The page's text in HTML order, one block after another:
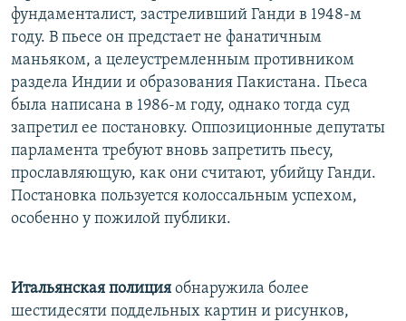
фундаменталист, застреливший Ганди в 1948-м
году. В пьесе он предстает не фанатичным
маньяком, а целеустремленным противником
раздела Индии и образования Пакистана. Пьеса
была написана в 1986-м году, однако тогда суд
запретил ее постановку. Оппозиционные депутаты
парламента требуют вновь запретить пьесу,
прославляющую, как они считают, убийцу Ганди.
Постановка пользуется колоссальным успехом,
особенно у пожилой публики.
Итальянская полиция обнаружила более
шестидесяти поддельных картин и рисунков,